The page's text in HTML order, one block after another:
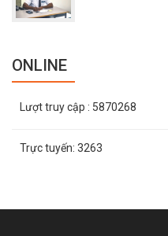
ONLINE
Lượt truy cập : 5870268
Trực tuyến: 3263